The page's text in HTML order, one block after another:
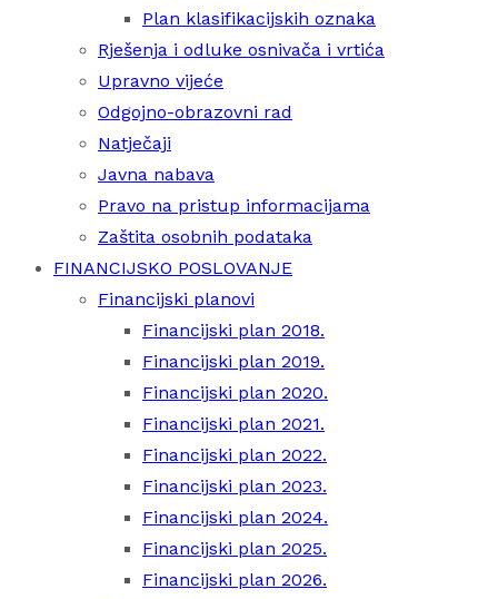
Plan klasifikacijskih oznaka
Rješenja i odluke osnivača i vrtića
Upravno vijeće
Odgojno-obrazovni rad
Natječaji
Javna nabava
Pravo na pristup informacijama
Zaštita osobnih podataka
FINANCIJSKO POSLOVANJE
Financijski planovi
Financijski plan 2018.
Financijski plan 2019.
Financijski plan 2020.
Financijski plan 2021.
Financijski plan 2022.
Financijski plan 2023.
Financijski plan 2024.
Financijski plan 2025.
Financijski plan 2026.